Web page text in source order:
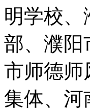
明学校
部、濮阳
市师德师
集体、河